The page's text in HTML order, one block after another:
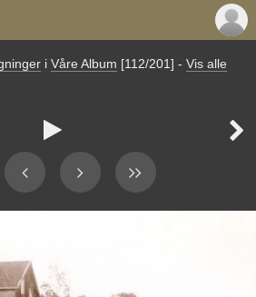
i Våre Album [112/201] - Vis alle
 